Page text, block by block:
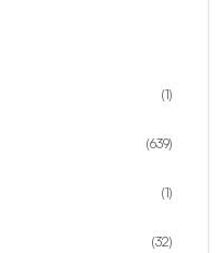
(1)
(639)
(1)
(32)